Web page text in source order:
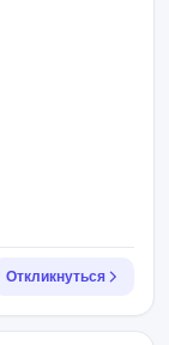
Откликнуться